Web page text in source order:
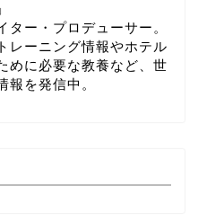
ー・プロデューサー。
レーニング情報やホテル
めに必要な教養など、世
報を発信中。